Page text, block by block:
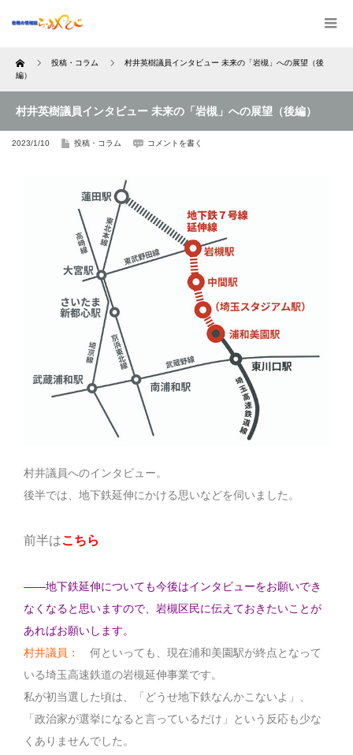
Home 投稿・コラム
村井英樹議員インタビュー 未来の「岩槻」への展望（後
編）
村井英樹議員インタビュー 未来の「岩槻」への展望（後編）
2023/1/10 投稿・コラム コメントを書く
村井議員へのインタビュー。
後半では、地下鉄延伸にかける思いなどを伺いました。
前半はこちら
――地下鉄延伸についても今後はインタビューをお願いでき
なくなると思いますので、岩槻区民に伝えておきたいことが
あればお願いします。
村井議員：
何といっても、現在浦和美園駅が終点となって
いる埼玉高速鉄道の岩槻延伸事業です。
私が初当選した頃は、「どうせ地下鉄なんかこないよ」、
「政治家が選挙になると言っているだけ」という反応も少な
くありませんでした。